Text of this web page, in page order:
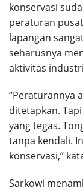
konservasi
peraturan
lapangan
seharusnya
aktivitas
“Peraturannya
ditetapkan.
yang tegas.
tanpa kendali.
konservasi,”
Sarkowi